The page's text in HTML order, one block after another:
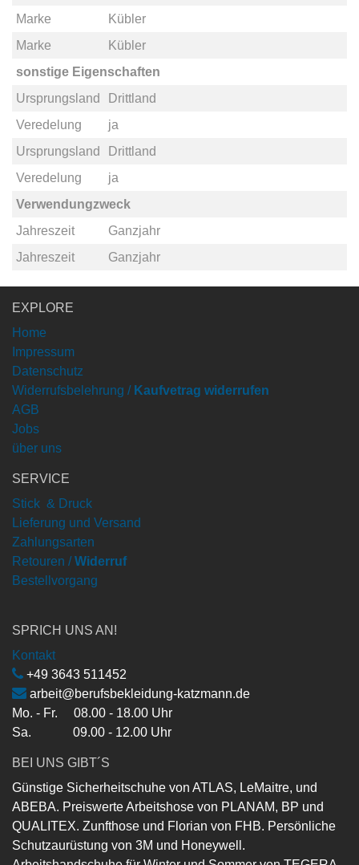
Marke
Kübler
Marke
Kübler
sonstige Eigenschaften
Ursprungsland
Drittland
Veredelung
ja
Ursprungsland
Drittland
Veredelung
ja
Verwendungzweck
Jahreszeit
Ganzjahr
Jahreszeit
Ganzjahr
EXPLORE
Home
Impressum
Datenschutz
Widerrufsbelehrung / Kaufvetrag widerrufen
AGB
Jobs
über uns
SERVICE
Stick & Druck
Lieferung und Versand
Zahlungsarten
Retouren / Widerruf
Bestellvorgang
SPRICH UNS AN!
Kontakt
+49 3643 511452
arbeit@berufsbekleidung-katzmann.de
Mo. - Fr. 08.00 - 18.00 Uhr
Sa. 09.00 - 12.00 Uhr
BEI UNS GIBT´S
Günstige Sicherheitschuhe von ATLAS, LeMaitre, und
ABEBA. Preiswerte Arbeitshose von PLANAM, BP und
QUALITEX. Zunfthose und Florian von FHB. Persönliche
Schutzaurüstung von 3M und Honeywell.